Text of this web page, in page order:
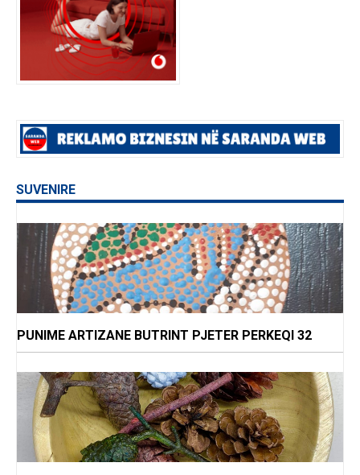
SUVENIRE
PUNIME ARTIZANE BUTRINT PJETER PERKEQI 32